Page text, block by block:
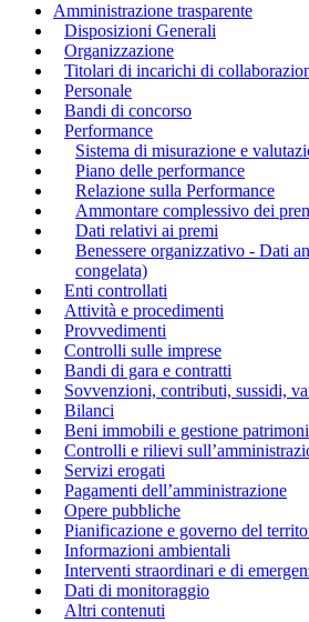
Amministrazione trasparente
Disposizioni Generali
Organizzazione
Titolari di incarichi di
Personale
Bandi di concorso
Performance
Sistema di misurazione e
Piano delle performance
Relazione sulla Performance
Ammontare complessivo dei
Dati relativi ai premi
Benessere organizzativo - Dati
congelata)
Enti controllati
Attività e procedimenti
Provvedimenti
Controlli sulle imprese
Bandi di gara e contratti
Sovvenzioni, contributi, sussidi,
Bilanci
Beni immobili e gestione
Controlli e rilievi
Servizi erogati
Pagamenti dell’amministrazione
Opere pubbliche
Pianificazione e governo del
Informazioni ambientali
Interventi straordinari e di
Dati di monitoraggio
Altri contenuti